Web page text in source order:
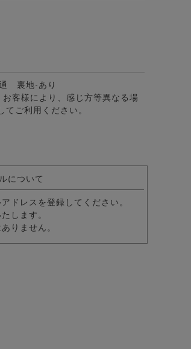
カットソー/全2色
長袖ニット/全3色
/全8色
裏地-あり
客様により、感じ方等異なる場
ご利用ください。
について
ドレスを登録してください。
します。
りません。